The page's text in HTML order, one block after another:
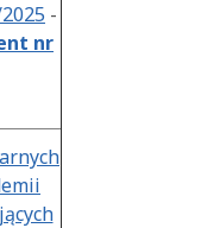
-
nr